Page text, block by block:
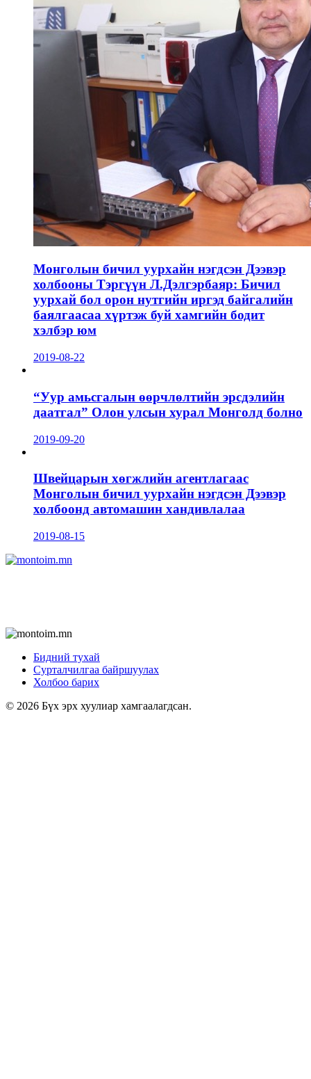
Монголын бичил уурхайн нэгдсэн Дээвэр
холбооны Тэргүүн Л.Дэлгэрбаяр: Бичил
уурхай бол орон нутгийн иргэд байгалийн
баялгаасаа хүртэж буй хамгийн бодит
хэлбэр юм
2019-08-22
“Уур амьсгалын өөрчлөлтийн эрсдэлийн
даатгал” Олон улсын хурал Монголд болно
2019-09-20
Швейцарын хөгжлийн агентлагаас
Монголын бичил уурхайн нэгдсэн Дээвэр
холбоонд автомашин хандивлалаа
2019-08-15
Бидний тухай
Сурталчилгаа байршуулах
Холбоо барих
© 2026 Бүх эрх хуулиар хамгаалагдсан.